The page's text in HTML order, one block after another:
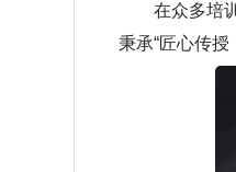
在众多培训
秉承“匠心传